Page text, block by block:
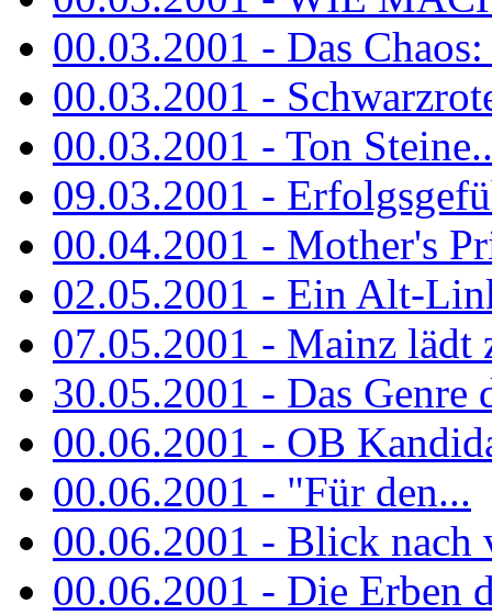
00.03.2001 - Das
00.03.2001 -
00.03.2001 - Ton
09.03.2001 -
00.04.2001 - Mother's
02.05.2001 - Ein Alt-
07.05.2001 - Mainz lädt
30.05.2001 - Das Genre
00.06.2001 - OB
00.06.2001 - "Für den...
00.06.2001 - Blick nach
00.06.2001 - Die Erben